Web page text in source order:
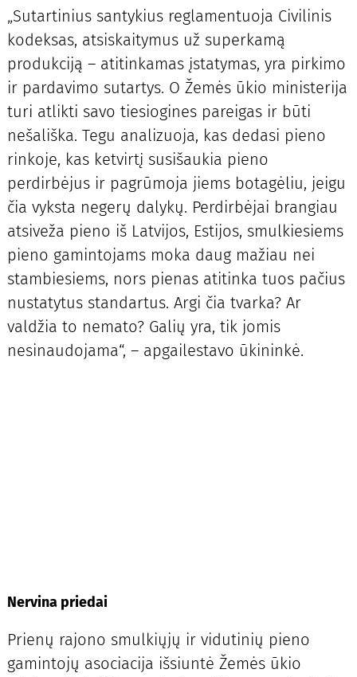
„Sutartinius santykius reglamentuoja Civilinis
kodeksas, atsiskaitymus už superkamą
produkciją – atitinkamas įstatymas, yra pirkimo
ir pardavimo sutartys. O Žemės ūkio ministerija
turi atlikti savo tiesiogines pareigas ir būti
nešališka. Tegu analizuoja, kas dedasi pieno
rinkoje, kas ketvirtį susišaukia pieno
perdirbėjus ir pagrūmoja jiems botagėliu, jeigu
čia vyksta negerų dalykų. Perdirbėjai brangiau
atsiveža pieno iš Latvijos, Estijos, smulkiesiems
pieno gamintojams moka daug mažiau nei
stambiesiems, nors pienas atitinka tuos pačius
nustatytus standartus. Argi čia tvarka? Ar
valdžia to nemato? Galių yra, tik jomis
nesinaudojama“, – apgailestavo ūkininkė.
Nervina priedai
Prienų rajono smulkiųjų ir vidutinių pieno
gamintojų asociacija išsiuntė Žemės ūkio